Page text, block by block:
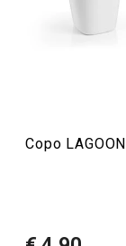
Copo LAGOON